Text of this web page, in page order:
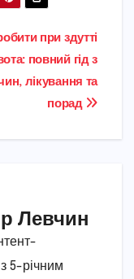
при здутті
повний гід з
лікування та
порад
Левчин
5-річним